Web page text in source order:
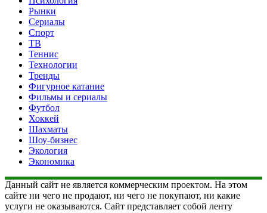
Рынки
Сериалы
Спорт
ТВ
Теннис
Технологии
Тренды
Фигурное катание
Фильмы и сериалы
Футбол
Хоккей
Шахматы
Шоу-бизнес
Экология
Экономика
Данный сайт не является коммерческим проектом. На этом
сайте ни чего не продают, ни чего не покупают, ни какие
услуги не оказываются. Сайт представляет собой ленту